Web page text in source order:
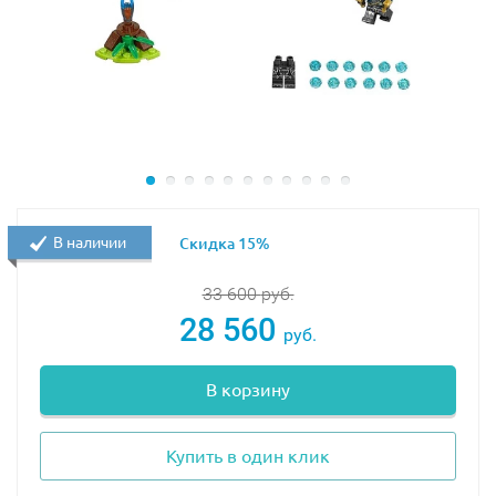
Батарейный отсек
(2шт)
33 600руб.
28 560 руб.
В корзину
Купить в один клик
В наличии Скидка 15%